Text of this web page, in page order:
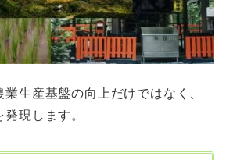
生産基盤の向上だけではなく、
現します。